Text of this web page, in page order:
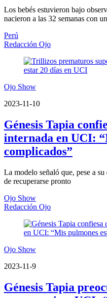
Los bebés estuvieron bajo
nacieron a las 32 semanas con
Perú
Redacción Ojo
Ojo Show
2023-11-10
Génesis Tapia
internada en UCI:
complicados”
La modelo señaló que, pese a
de recuperarse pronto
Ojo Show
Redacción Ojo
Ojo Show
2023-11-9
Génesis Tapia